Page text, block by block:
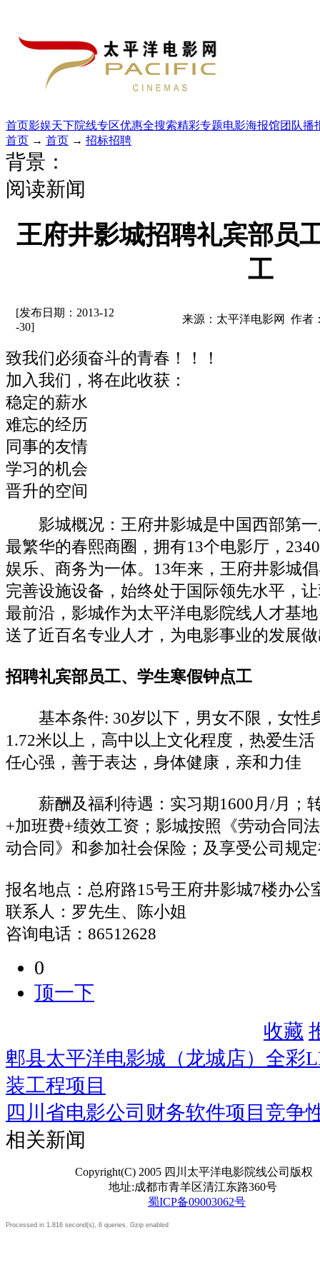
首页影娱天下院线专区优惠全搜索精彩专题电影海报馆团队播
首页 → 首页 → 招标招聘
背景：
阅读新闻
王府井影城招聘礼宾部员
工
[发布日期：2013-12
-30]
来源：太平洋电影网 作者
致我们必须奋斗的青春！！！
加入我们，将在此收获：
稳定的薪水
难忘的经历
同事的友情
学习的机会
晋升的空间
影城概况：王府井影城是中国西部第一
最繁华的春熙商圈，拥有13个电影厅，
娱乐、商务为一体。13年来，王府井影城
完善设施设备，始终处于国际领先水平，
最前沿，影城作为太平洋电影院线人才基
送了近百名专业人才，为电影事业的发展
招聘礼宾部员工、学生寒假钟点工
基本条件: 30岁以下，男女不限，女性
1.72米以上，高中以上文化程度，热爱生
任心强，善于表达，身体健康，亲和力佳
薪酬及福利待遇：实习期1600月/月；
+加班费+绩效工资；影城按照《劳动合同
动合同》和参加社会保险；及享受公司规
报名地点：总府路15号王府井影城7楼办公
联系人：罗先生、陈小姐
咨询电话：86512628
0
顶一下
收藏
郫县太平洋电影城（龙城店）全彩
装工程项目
四川省电影公司财务软件项目竞争
相关新闻
Copyright(C) 2005 四川太平洋电影院线公司版权
地址:成都市青羊区清江东路360号
蜀ICP备09003062号
Processed in 1.816 second(s), 6 queries, Gzip enabled